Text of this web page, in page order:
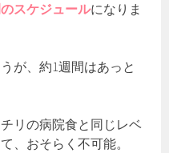
スケジュールになりま
が、約1週間はあっと
リの病院食と同じレベ
、おそらく不可能。